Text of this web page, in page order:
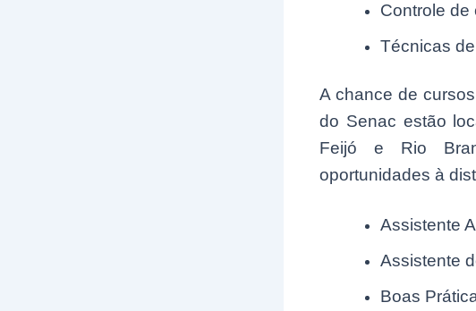
Controle de
Técnicas
A chance de
do Senac estão
Feijó e Rio
oportunidades à
Assistente
Assistente
Boas